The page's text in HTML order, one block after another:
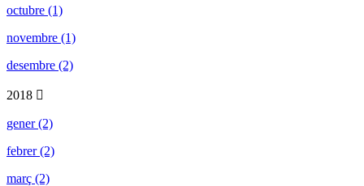
octubre (1)
novembre (1)
desembre (2)
2018
gener (2)
febrer (2)
març (2)